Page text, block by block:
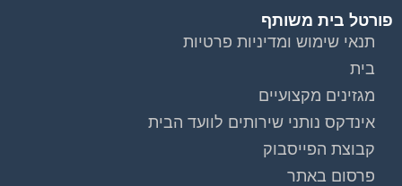
פורטל בית משותף
תנאי שימוש ומדיניות פרטיות
בית
מגזינים מקצועיים
אינדקס נותני שירותים לוועד הבית
קבוצת הפייסבוק
פרסום באתר